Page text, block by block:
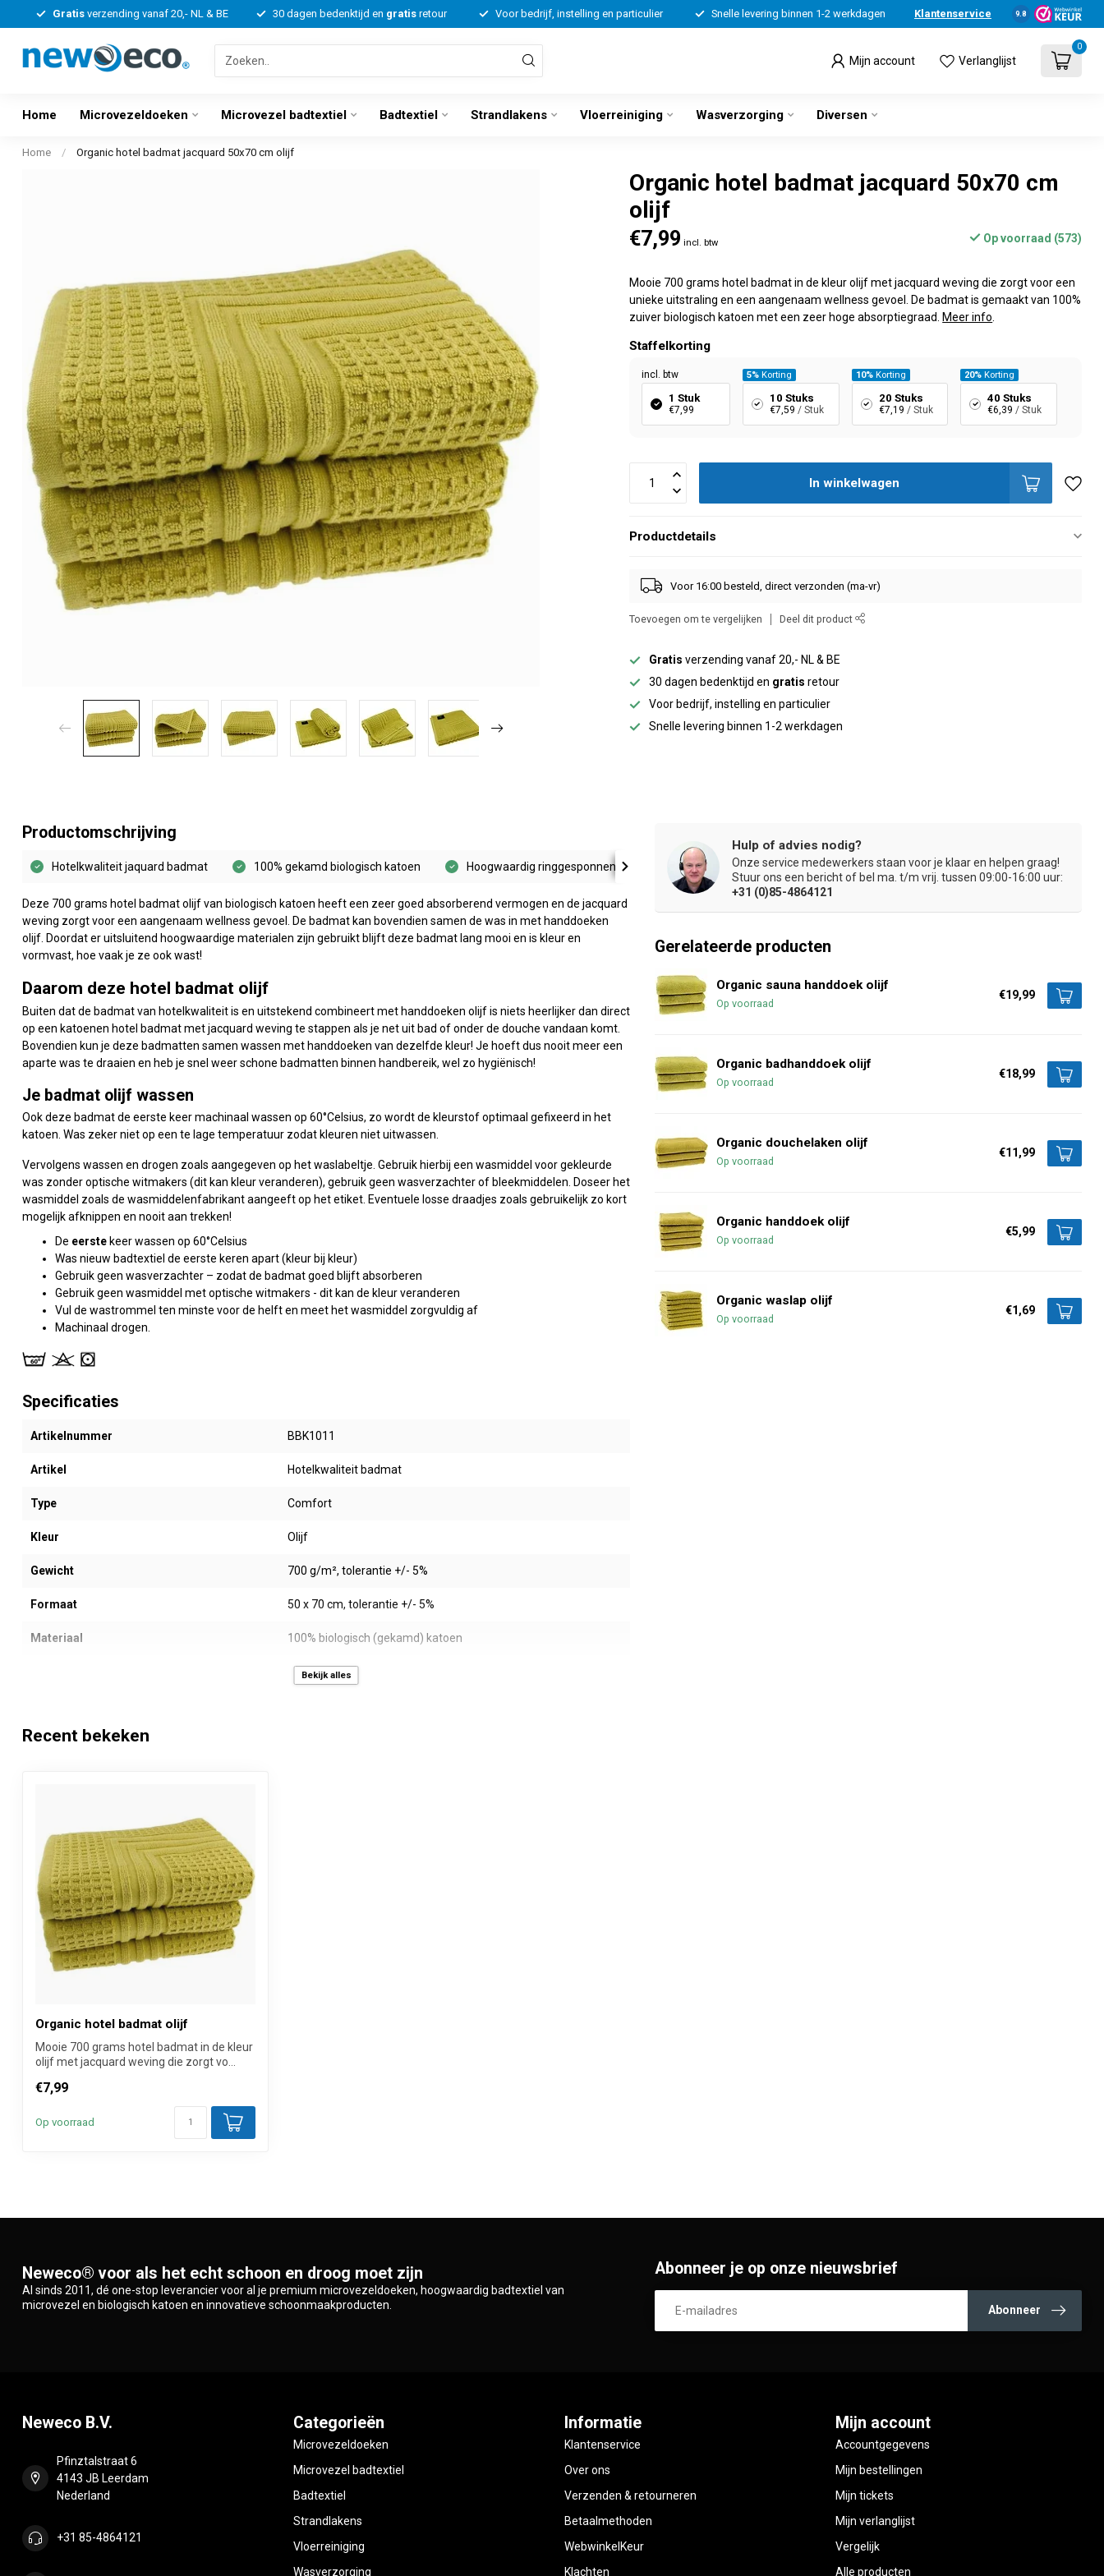
Gratisverzending vanaf 20,- NL & BE 30 dagen bedenktijd en gratisretour Voor bedrijf, instelling en particulier Snelle levering binnen 1-2 werkdagen Klantenservice 9.8
Mijn account Verlanglijst
0
Home Microvezeldoeken Microvezel badtextiel Badtextiel Strandlakens Vloerreiniging Wasverzorging Diversen
Home / Organic hotel badmat jacquard 50x70 cm olijf
Organic hotel badmat jacquard 50x70 cm
olijf
€7,99 incl. btw Op voorraad (573)
Mooie 700 grams hotel badmat in de kleur olijf met jacquard weving die zorgt voor een
unieke uitstraling en een aangenaam wellness gevoel. De badmat is gemaakt van 100%
zuiver biologisch katoen met een zeer hoge absorptiegraad.
Meer info
Staffelkorting
incl. btw
1 Stuk
€7,99
5%Korting
10 Stuks
€7,59 / Stuk
10%Korting
20 Stuks
€7,19 / Stuk
20% Korting
40 Stuks
€6,39 / Stuk
In winkelwagen
Productdetails
Voor 16:00 besteld, direct verzonden (ma-vr)
Toevoegen om te vergelijken Deel dit product
Gratis verzending vanaf 20,- NL & BE
30 dagen bedenktijd en gratis retour
Voor bedrijf, instelling en particulier
Snelle levering binnen 1-2 werkdagen
Productomschrijving
Hotelkwaliteit jaquard badmat 100% gekamd biologisch katoen Hoogwaardig ringgesponnen garen Uitstekend absorberend vermogen Slijtvast met dubbel gestikte
Deze 700 grams hotel badmat olijf van biologisch katoen heeft een zeer goed absorberend vermogen en de jacquard
weving zorgt voor een aangenaam wellness gevoel. De badmat kan bovendien samen de was in met handdoeken
olijf. Doordat er uitsluitend hoogwaardige materialen zijn gebruikt blijft deze badmat lang mooi en is kleur en
vormvast, hoe vaak je ze ook wast!
Daarom deze hotel badmat olijf
Buiten dat de badmat van hotelkwaliteit is en uitstekend combineert met handdoeken olijf is niets heerlijker dan direct
op een katoenen hotel badmat met jacquard weving te stappen als je net uit bad of onder de douche vandaan komt.
Bovendien kun je deze badmatten samen wassen met handdoeken van dezelfde kleur! Je hoeft dus nooit meer een
aparte was te draaien en heb je snel weer schone badmatten binnen handbereik, wel zo hygiënisch!
Je badmat olijf wassen
Ook deze badmat de eerste keer machinaal wassen op 60°Celsius, zo wordt de kleurstof optimaal gefixeerd in het
katoen. Was zeker niet op een te lage temperatuur zodat kleuren niet uitwassen.
Vervolgens wassen en drogen zoals aangegeven op het waslabeltje. Gebruik hierbij een wasmiddel voor gekleurde
was zonder optische witmakers (dit kan kleur veranderen), gebruik geen wasverzachter of bleekmiddelen. Doseer het
wasmiddel zoals de wasmiddelenfabrikant aangeeft op het etiket. Eventuele losse draadjes zoals gebruikelijk zo kort
mogelijk afknippen en nooit aan trekken!
De eerste keer wassen op 60°Celsius
Was nieuw badtextiel de eerste keren apart (kleur bij kleur)
Gebruik geen wasverzachter – zodat de badmat goed blijft absorberen
Gebruik geen wasmiddel met optische witmakers - dit kan de kleur veranderen
Vul de wastrommel ten minste voor de helft en meet het wasmiddel zorgvuldig af
Machinaal drogen.
Specificaties
Artikelnummer BBK1011
Artikel Hotelkwaliteit badmat
Type Comfort
Kleur Olijf
Gewicht 700 g/m², tolerantie +/- 5%
Formaat 50 x 70 cm, tolerantie +/- 5%
Materiaal 100% biologisch (gekamd) katoen
Kleurvast geverfd
Afwerking
Inhoud verpakking
Verkoopprijs
Bekijk alles
Hulp of advies nodig?
Onze service medewerkers staan voor je klaar en helpen graag!
Stuur ons een bericht of bel ma. t/m vrij. tussen 09:00-16:00 uur:
+31 (0)85-4864121
Gerelateerde producten
Organic sauna handdoek olijf
Op voorraad
€19,99
Organic badhanddoek olijf
Op voorraad
€18,99
Organic douchelaken olijf
Op voorraad
€11,99
Organic handdoek olijf
Op voorraad
€5,99
Organic waslap olijf
Op voorraad
€1,69
Recent bekeken
Organic hotel badmat olijf
Mooie 700 grams hotel badmat in de kleur
olijf met jacquard weving die zorgt vo...
€7,99
Op voorraad
Neweco® voor als het echt schoon en droog moet zijn
Al sinds 2011, dé one-stop leverancier voor al je premium microvezeldoeken, hoogwaardig badtextiel van
microvezel en biologisch katoen en innovatieve schoonmaakproducten.
Abonneer je op onze nieuwsbrief
Abonneer
Neweco B.V.
Pfinztalstraat 6
4143 JB Leerdam
Nederland
+31 85-4864121
Categorieën
Microvezeldoeken
Microvezel badtextiel
Badtextiel
Strandlakens
Vloerreiniging
Wasverzorging
Informatie
Klantenservice
Over ons
Verzenden & retourneren
Betaalmethoden
WebwinkelKeur
Klachten
Mijn account
Accountgegevens
Mijn bestellingen
Mijn tickets
Mijn verlanglijst
Vergelijk
Alle producten